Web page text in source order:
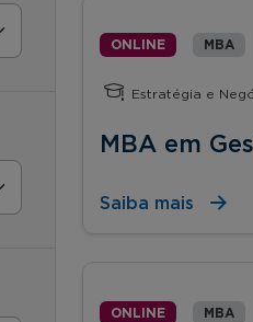
ONLINE MBA
Estratégia e
MBA em
Saiba mais
ONLINE MBA